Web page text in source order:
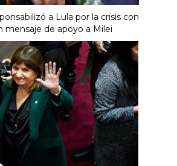
a Lula por la crisis con
mensaje de apoyo a Milei